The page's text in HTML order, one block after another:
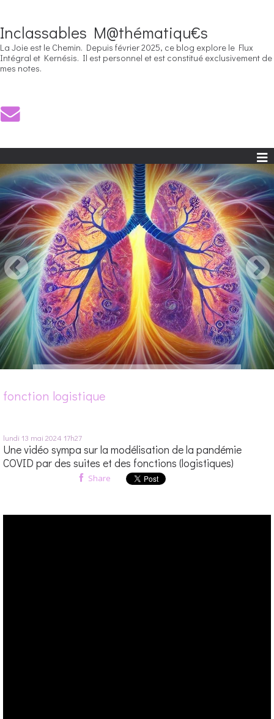
Inclassables M@thématiqu€s
La Joie est le Chemin. Depuis février 2025, ce blog explore le Flux
Intégral et Kernésis. Il est personnel et est constitué exclusivement de
mes notes.
fonction logistique
lundi 13 mai 2024 17h27
Une vidéo sympa sur la modélisation de la pandémie
COVID par des suites et des fonctions (logistiques)
Share